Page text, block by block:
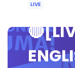
LIVE